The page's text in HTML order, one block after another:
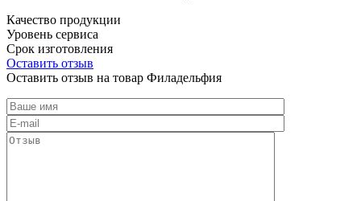
Качество продукции
Уровень сервиса
Срок изготовления
Оставить отзыв
Оставить отзыв на товар Филадельфия